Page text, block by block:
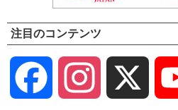
注目のコンテンツ
Facebook Instagram